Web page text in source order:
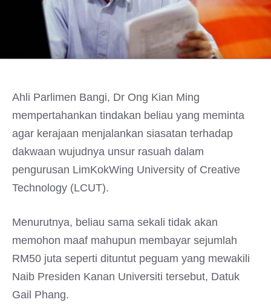
Ahli Parlimen Bangi, Dr Ong Kian Ming
mempertahankan tindakan beliau yang meminta
agar kerajaan menjalankan siasatan terhadap
dakwaan wujudnya unsur rasuah dalam
pengurusan LimKokWing University of Creative
Technology (LCUT).
Menurutnya, beliau sama sekali tidak akan
memohon maaf mahupun membayar sejumlah
RM50 juta seperti dituntut peguam yang mewakili
Naib Presiden Kanan Universiti tersebut, Datuk
Gail Phang.